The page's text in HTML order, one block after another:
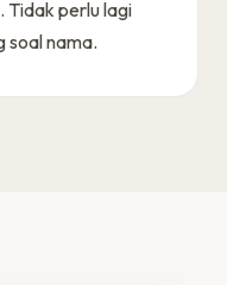
Tidak perlu lagi
soal nama.